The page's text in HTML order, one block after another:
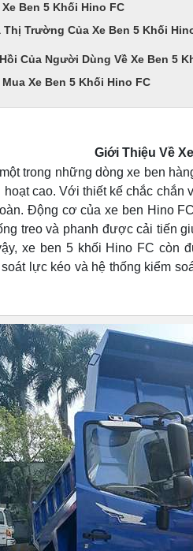
Ben 5 Khối Hino FC
Trường Của Xe Ben 5 Khối
Của Người Dùng Về Xe Ben 5
Xe Ben 5 Khối Hino FC
Giới Thiệu Về
trong những dòng xe ben
hoạt cao. Với thiết kế chắc
Động cơ của xe ben Hino
treo và phanh được cải tiến
xe ben 5 khối Hino FC còn
lực kéo và hệ thống kiểm